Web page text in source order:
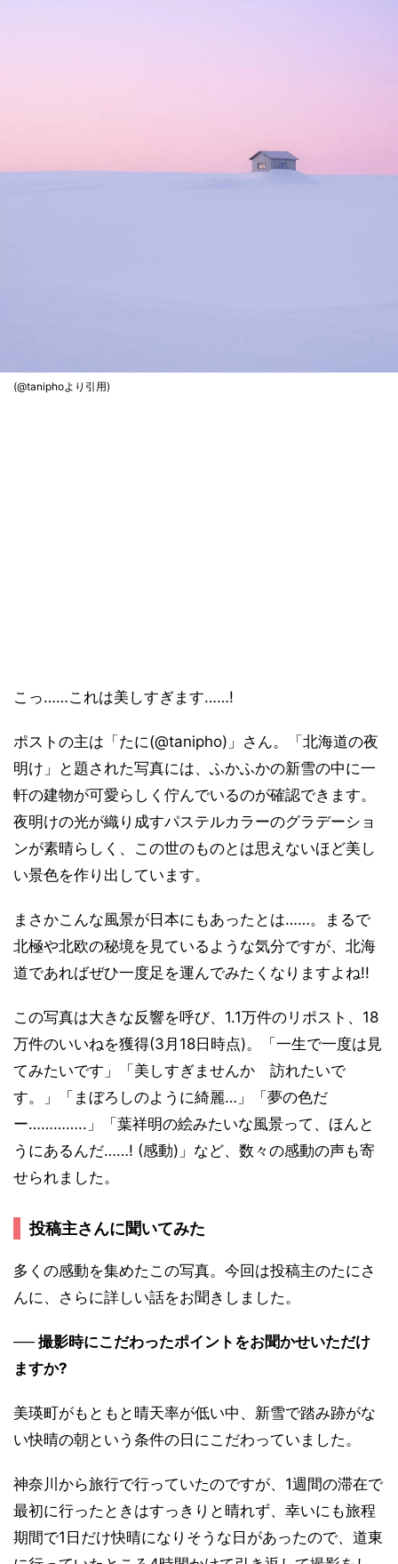
(@taniphoより引用)
こっ……これは美しすぎます……!
ポストの主は「たに(@tanipho)」さん。「北海道の夜
明け」と題された写真には、ふかふかの新雪の中に一
軒の建物が可愛らしく佇んでいるのが確認できます。
夜明けの光が織り成すパステルカラーのグラデーショ
ンが素晴らしく、この世のものとは思えないほど美し
い景色を作り出しています。
まさかこんな風景が日本にもあったとは……。まるで
北極や北欧の秘境を見ているような気分ですが、北海
道であればぜひ一度足を運んでみたくなりますよね!!
この写真は大きな反響を呼び、1.1万件のリポスト、18
万件のいいねを獲得(3月18日時点)。「一生で一度は見
てみたいです」「美しすぎませんか 訪れたいで
す。」「まぼろしのように綺麗…」「夢の色だ
ー…………..」「葉祥明の絵みたいな風景って、ほんと
うにあるんだ……! (感動)」など、数々の感動の声も寄
せられました。
投稿主さんに聞いてみた
多くの感動を集めたこの写真。今回は投稿主のたにさ
んに、さらに詳しい話をお聞きしました。
── 撮影時にこだわったポイントをお聞かせいただけ
ますか?
美瑛町がもともと晴天率が低い中、新雪で踏み跡がな
い快晴の朝という条件の日にこだわっていました。
神奈川から旅行で行っていたのですが、1週間の滞在で
最初に行ったときはすっきりと晴れず、幸いにも旅程
期間で1日だけ快晴になりそうな日があったので、道東